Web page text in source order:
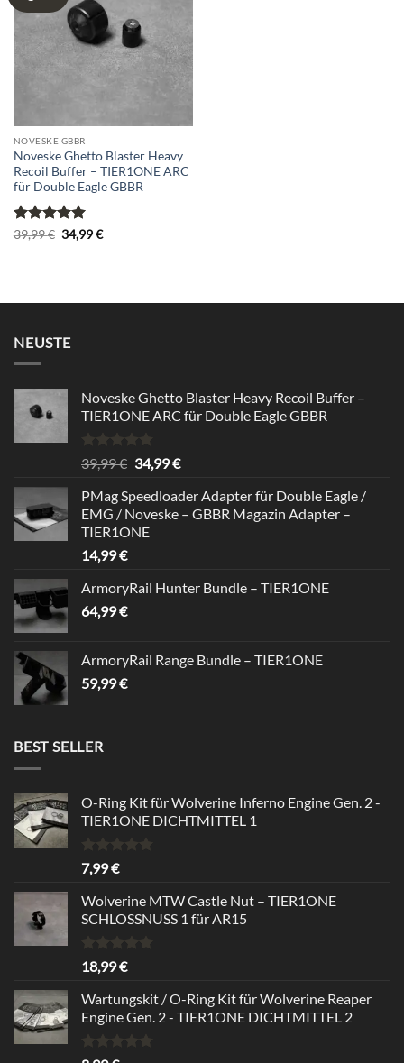
NOVESKE GBBR
Noveske Ghetto Blaster Heavy
Recoil Buffer – TIER1ONE ARC
für Double Eagle GBBR
Bewertet
39,99€ Ursprünglicher
Preis
34,99€Aktueller
NEUSTE
Noveske Ghetto Blaster Heavy Recoil Buffer –
TIER1ONE ARC für Double Eagle GBBR
Bewertet
mit
von 5
39,99€ Ursprünglicher
war:
39,99 €
34,99€Aktueller
ist:
34,99 €.
PMag Speedloader Adapter für Double Eagle /
EMG / Noveske – GBBR Magazin Adapter –
TIER1ONE
14,99€
ArmoryRail Hunter Bundle – TIER1ONE
64,99€
ArmoryRail Range Bundle – TIER1ONE
59,99€
BEST SELLER
O-Ring Kit für Wolverine Inferno Engine Gen. 2 -
TIER1ONE DICHTMITTEL 1
Bewertet
mit
von 5
7,99€
Wolverine MTW Castle Nut – TIER1ONE
SCHLOSSNUSS 1 für AR15
Bewertet
mit
von 5
18,99€
Wartungskit / O-Ring Kit für Wolverine Reaper
Engine Gen. 2 - TIER1ONE DICHTMITTEL 2